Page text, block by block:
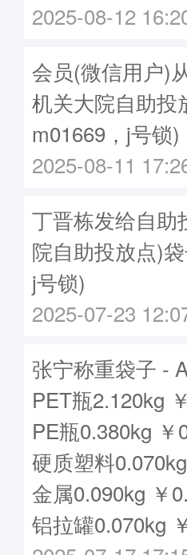
2025-08-12
会员(微信用户)
机关大院自助投
m01669，j号锁)
2025-08-11
丁晋栋发给自助
院自助投放点)
j号锁)
2025-07-23
张宁称重袋子 -
PET瓶2.120kg
PE瓶0.380kg ￥
硬质塑料
金属0.090kg ￥
铝拉罐0.070kg